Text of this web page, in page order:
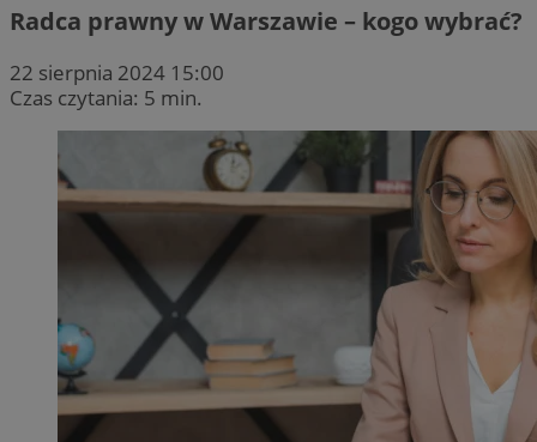
Radca prawny w Warszawie – kogo wybrać?
22 sierpnia 2024 15:00
Czas czytania: 5 min.